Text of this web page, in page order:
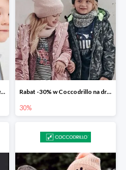
Wiosenne kurtki przejściowe w Coccodrillo do -40% Rabat -30% w Coccodrillo na drugi produkt
30%